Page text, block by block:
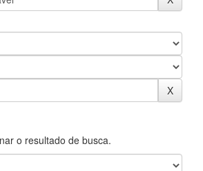
o resultado de busca.